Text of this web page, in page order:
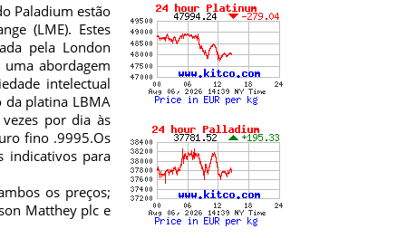
Paladium estão
(LME). Estes
pela London
uma abordagem
intelectual
da platina LBMA
por dia às
fino .9995.Os
indicativos para
os preços;
Matthey plc e